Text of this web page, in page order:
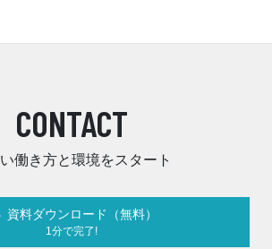
CONTACT
働き方と環境をスタート
資料ダウンロード（無料）
1分で完了!